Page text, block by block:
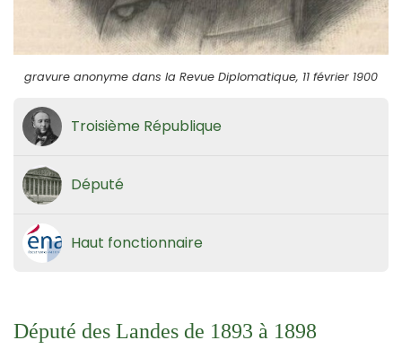
gravure anonyme dans la Revue Diplomatique, 11 février 1900
Troisième République
Député
Haut fonctionnaire
Député des Landes de 1893 à 1898